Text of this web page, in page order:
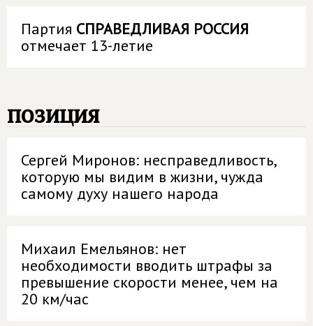
Партия СПРАВЕДЛИВАЯ РОССИЯ
отмечает 13-летие
позиция
Сергей Миронов: несправедливость,
которую мы видим в жизни, чужда
самому духу нашего народа
Михаил Емельянов: нет
необходимости вводить штрафы за
превышение скорости менее, чем на
20 км/час